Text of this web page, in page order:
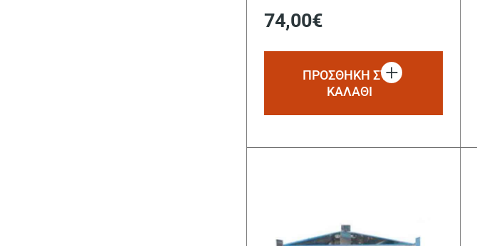
74,00€
ΠΡΟΣΘΗΚΗ ΣΤΟ
ΚΑΛΑΘΙ